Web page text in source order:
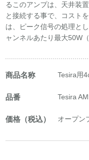
るこのアンプは、天井装
と接続する事で、コスト
は、ピーク信号の処理と
ャンネルあたり最大50W
商品名称 Tesira用
品番 Tesira
価格（税込） オープン